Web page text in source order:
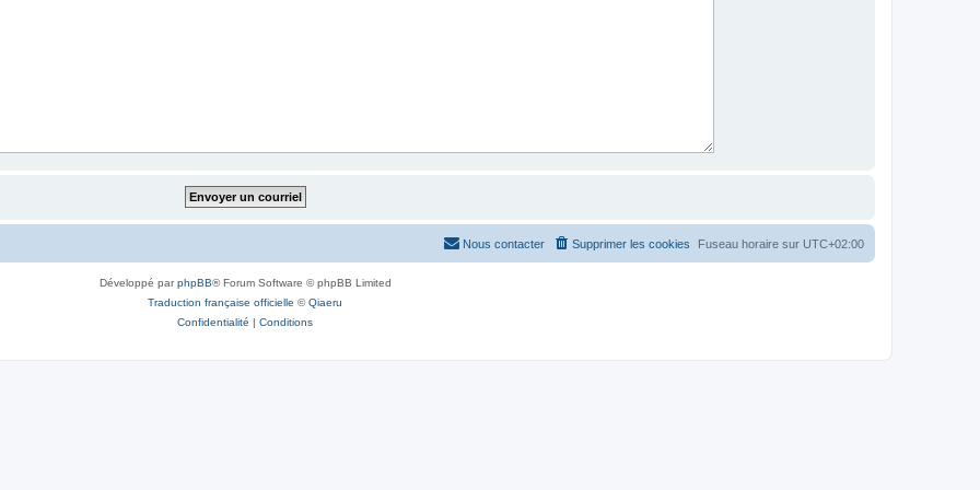
Fuseau horaire sur UTC+02:00
Supprimer les cookies
Nous contacter
Développé parphpBB® Forum Software © phpBB Limited
Traduction française officielle ©Qiaeru
Confidentialité | Conditions